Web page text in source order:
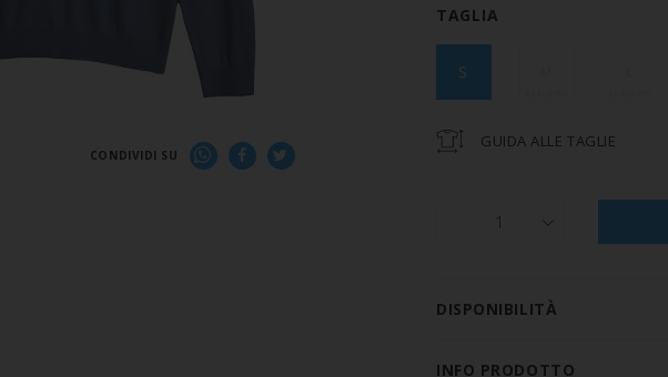
CONDIVIDI SU
TAGLIA
S
GUIDA ALLE TAGLIE
1
DISPONIBILITÀ
INFO PRODOTTO